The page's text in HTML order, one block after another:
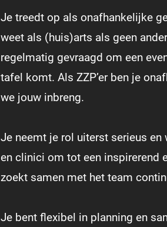
Je treedt op als onafhankelijke
weet als (huis)arts als geen
regelmatig gevraagd om een
tafel komt. Als ZZP’er ben je
we jouw inbreng.
Je neemt je rol uiterst serieus
en clinici om tot een inspirerend
zoekt samen met het team
Je bent flexibel in planning en